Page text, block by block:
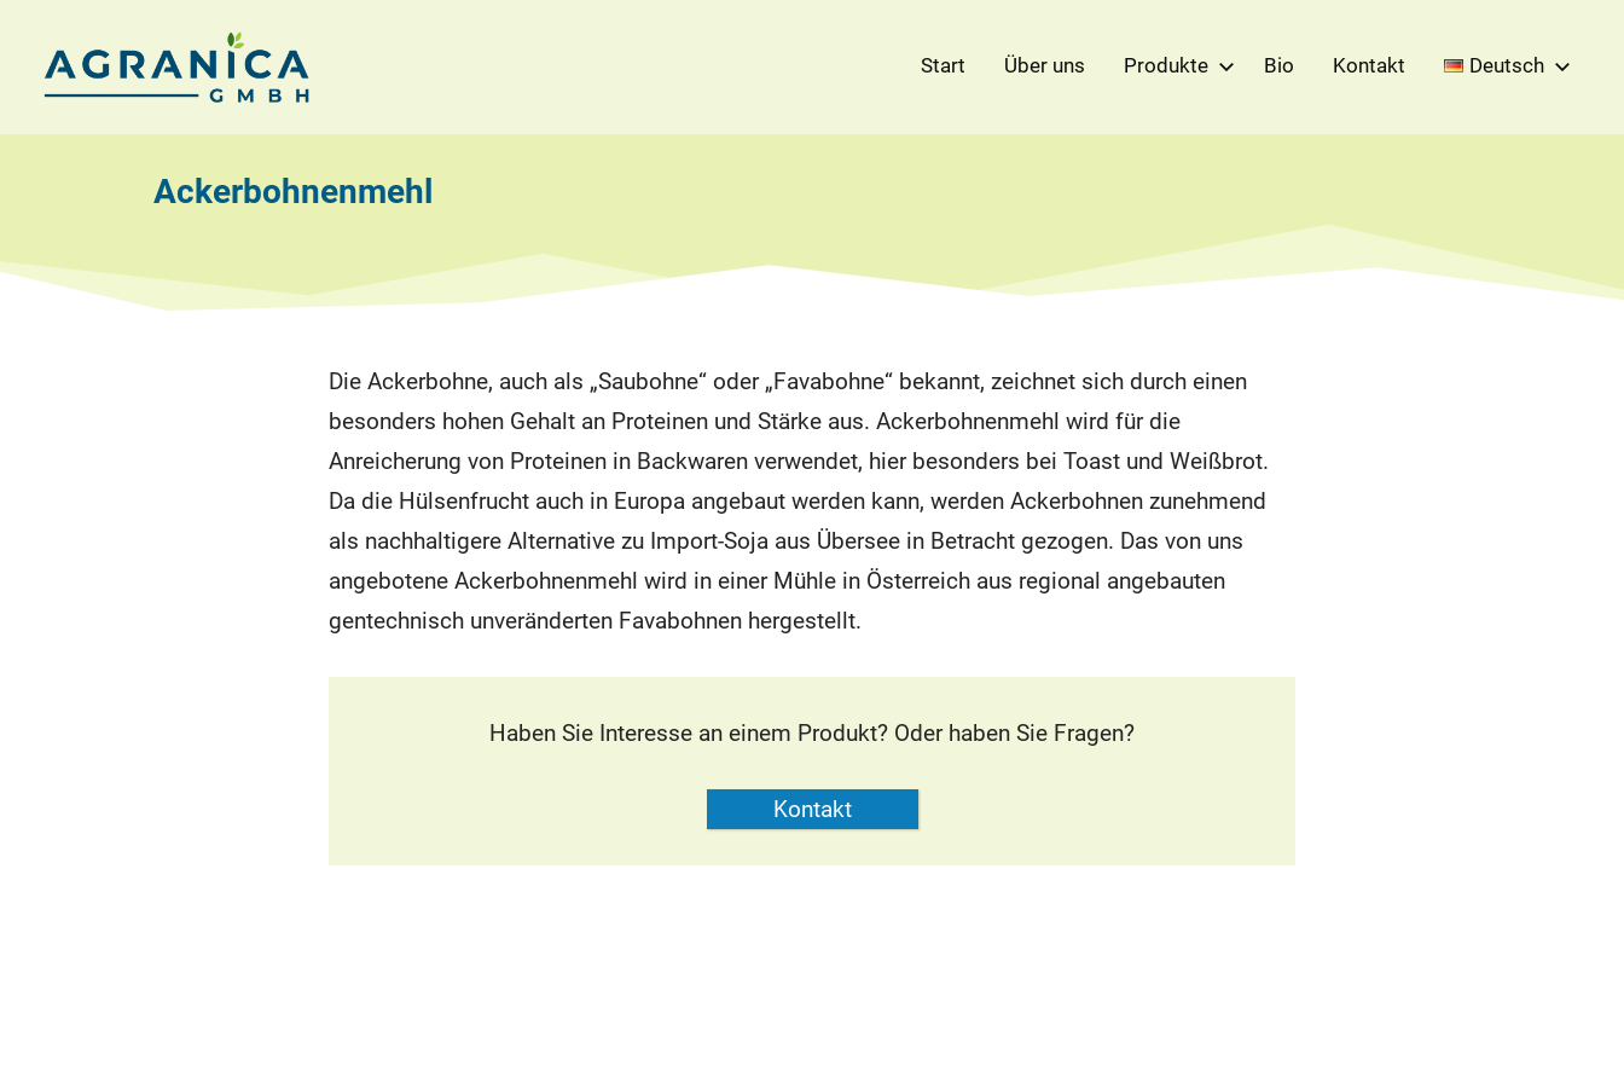
springenAGRANICA
GmbH
Allied
nature
Start Über uns Produkte Bio Kontakt Deutsch
Ackerbohnenmehl
Die Ackerbohne, auch als „Saubohne“ oder „Favabohne“ bekannt, zeichnet sich durch einen
besonders hohen Gehalt an Proteinen und Stärke aus. Ackerbohnenmehl wird für die
Anreicherung von Proteinen in Backwaren verwendet, hier besonders bei Toast und Weißbrot.
Da die Hülsenfrucht auch in Europa angebaut werden kann, werden Ackerbohnen zunehmend
als nachhaltigere Alternative zu Import-Soja aus Übersee in Betracht gezogen. Das von uns
angebotene Ackerbohnenmehl wird in einer Mühle in Österreich aus regional angebauten
gentechnisch unveränderten Favabohnen hergestellt.
Haben Sie Interesse an einem Produkt? Oder haben Sie Fragen?
Kontakt